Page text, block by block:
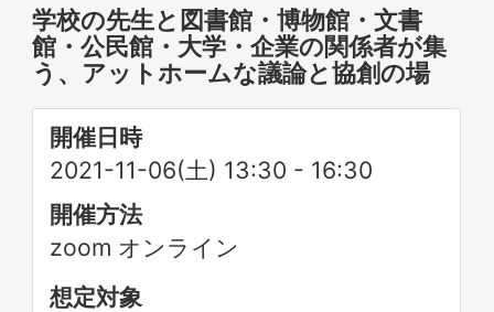
学校の先生と図書館・博物館・文書
館・公民館・大学・企業の関係者が集
う、アットホームな議論と協創の場
開催日時
2021-11-06(土) 13:30 - 16:30
開催方法
zoom オンライン
想定対象